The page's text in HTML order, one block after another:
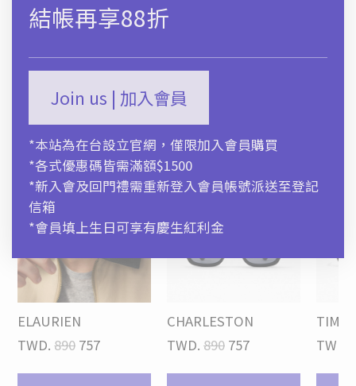
結帳再享88折
Join us | 加入會員
*本站為在台設立官網，僅限加入會員購買
*各式優惠碼皆需滿額$1500
*新入會及回門禮需重新登入會員帳號派送至登記
信箱
*會員填上生日可享有慶生紅利金
商品描述
運送及售後服務
ELAURIEN
TWD. 890 757
CHARLESTON
TWD. 890 757
TWD.